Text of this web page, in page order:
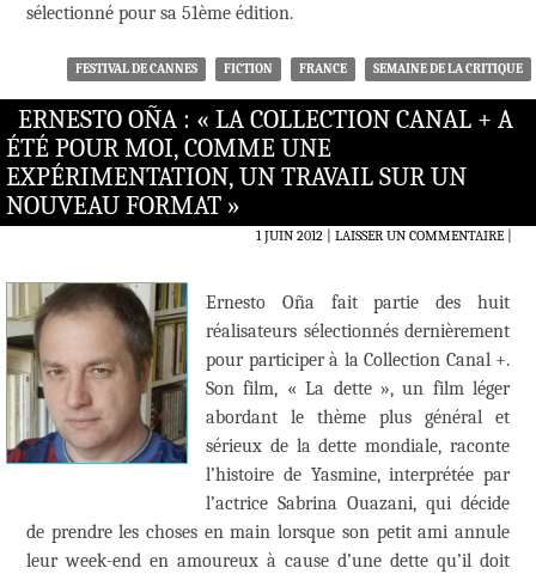
sélectionné pour sa 51ème édition.
FESTIVAL DE CANNES FICTION FRANCE SEMAINE DE LA CRITIQUE
ERNESTO OÑA : « LA COLLECTION CANAL + A
ÉTÉ POUR MOI, COMME UNE
EXPÉRIMENTATION, UN TRAVAIL SUR UN
NOUVEAU FORMAT »
1 JUIN 2012 LAISSER UN COMMENTAIRE|
Ernesto Oña fait partie des huit
réalisateurs sélectionnés dernièrement
pour participer à la Collection Canal +.
Son film, « La dette », un film léger
abordant le thème plus général et
sérieux de la dette mondiale, raconte
l’histoire de Yasmine, interprétée par
l’actrice Sabrina Ouazani, qui décide
de prendre les choses en main lorsque son petit ami annule
leur week-end en amoureux à cause d’une dette qu’il doit